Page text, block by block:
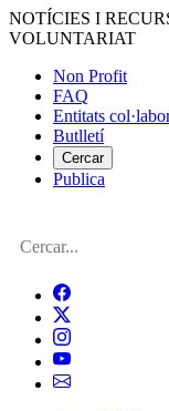
Vés
al
NOTÍCIES I
VOLUNTARIAT
Menú
del
compte
d'usuari
Non Profit
FAQ
Entitats
Butlletí
Cercar
Publica
Cerca